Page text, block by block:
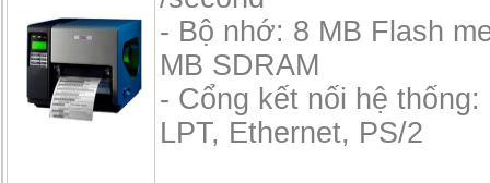
- Bộ nhớ: 8 MB Flash
MB SDRAM
- Cổng kết nối hệ thống:
LPT, Ethernet, PS/2